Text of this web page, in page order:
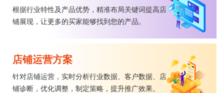
根据行业特性及产品优势，精准布局关键词提高店
铺展现，让更多的买家能够找到您的产品。
店铺运营方案
针对店铺运营，实时分析行业数据、客户数据、店
铺诊断，优化调整，制定策略，提升推广效果。